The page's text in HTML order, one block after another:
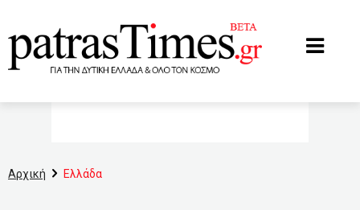
Αρχική Ελλάδα